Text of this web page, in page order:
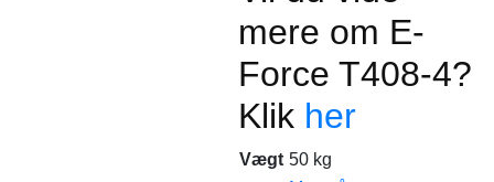
mere om E-
Force T408-4?
Klik her
Vægt 50 kg